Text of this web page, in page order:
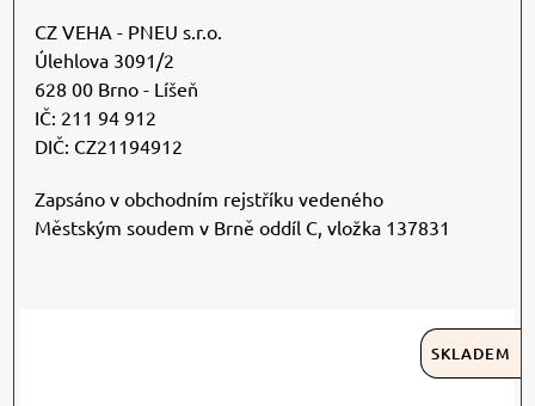
SKLADEM
CZ VEHA - PNEU s.r.o.
Úlehlova 3091/2
628 00 Brno - Líšeň
IČ: 211 94 912
DIČ: CZ21194912
Zapsáno v obchodním rejstříku vedeného
Městským soudem v Brně oddíl C, vložka 137831